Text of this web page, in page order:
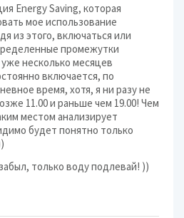
Еnergy Saving, которая
мое использование
из этого, включаться или
промежутки
несколько месяцев
включается, по
время, хотя, я ни разу не
11.00 и раньше чем 19.00! Чем
местом анализирует
будет понятно только
только воду подлевай! ))